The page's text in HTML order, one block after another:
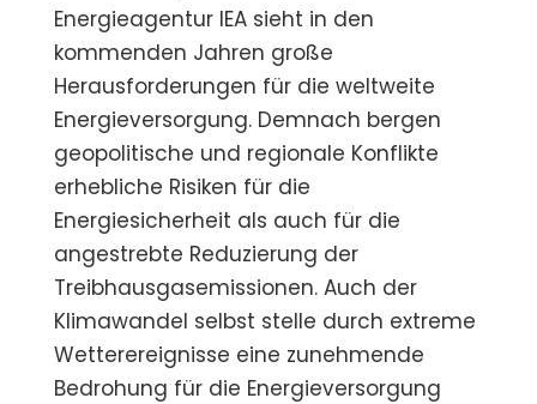
Energieagentur IEA sieht in den
kommenden Jahren große
Herausforderungen für die weltweite
Energieversorgung. Demnach bergen
geopolitische und regionale Konflikte
erhebliche Risiken für die
Energiesicherheit als auch für die
angestrebte Reduzierung der
Treibhausgasemissionen. Auch der
Klimawandel selbst stelle durch extreme
Wetterereignisse eine zunehmende
Bedrohung für die Energieversorgung